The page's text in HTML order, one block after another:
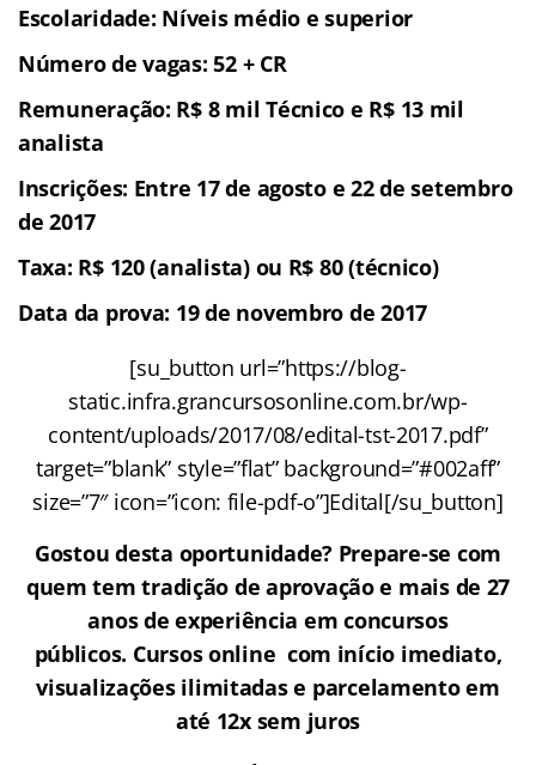
Escolaridade: Níveis médio e superior
Número de vagas: 52 + CR
Remuneração: R$ 8 mil Técnico e R$ 13 mil
analista
Inscrições: Entre 17 de agosto e 22 de setembro
de 2017
Taxa: R$ 120 (analista) ou R$ 80 (técnico)
Data da prova: 19 de novembro de 2017
[su_button url=”https://blog-
static.infra.grancursosonline.com.br/wp-
content/uploads/2017/08/edital-tst-2017.pdf”
target=”blank” style=”flat” background=”#002aff”
size=”7″ icon=”icon: file-pdf-o”]Edital[/su_button]
Gostou desta oportunidade? Prepare-se com
quem tem tradição de aprovação e mais de 27
anos de experiência em concursos
públicos. Cursos online com início imediato,
visualizações ilimitadas e parcelamento em
até 12x sem juros